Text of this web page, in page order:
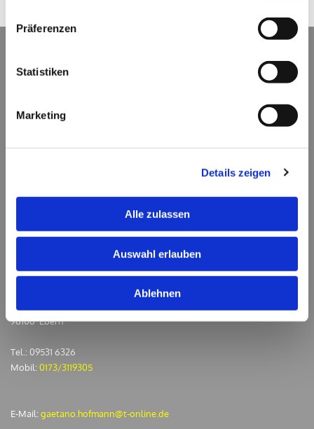
Präferenzen
Statistiken
Marketing
Details zeigen
Alle zulassen
Auswahl erlauben
Ablehnen
diese Karte anzuzeigen.
Gaetano Hofmann Taxiunternehmen
96106 Ebern
Tel.:09531 6326
Mobil:0173/3119305
E-Mail:gaetano.hofmann@t-online.de